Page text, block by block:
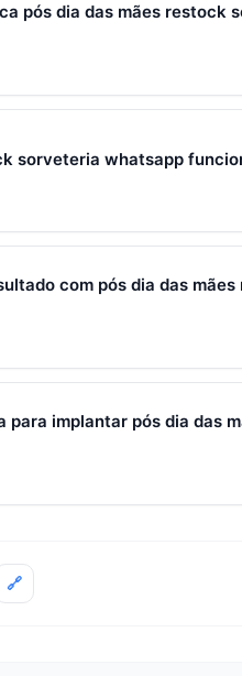
pós dia das mães restock
sorveteria whatsapp
um fluxo único. Em PMEs
sorveteria whatsapp
Implantar pós dia das mães
cartão.com pós dia das
de resposta, follow-up)
para implantar pós dia das
🔗